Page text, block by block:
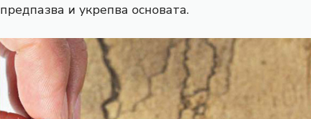
предпазва и укрепва основата.